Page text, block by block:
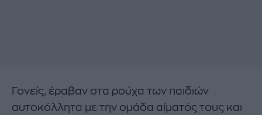
Γονείς, έραβαν στα ρούχα των παιδιών
αυτοκόλλητα με την ομάδα αίματός τους και